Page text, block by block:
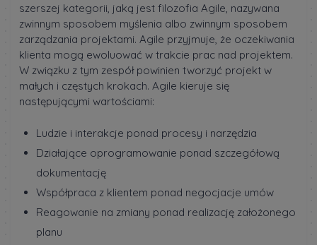
szerszej kategorii, jaką jest filozofia Agile, nazywana
zwinnym sposobem myślenia albo zwinnym sposobem
zarządzania projektami. Agile przyjmuje, że oczekiwania
klienta mogą ewoluować w trakcie prac nad projektem.
W związku z tym zespół powinien tworzyć projekt w
małych i częstych krokach. Agile kieruje się
następującymi wartościami:
Ludzie i interakcje ponad procesy i narzędzia
Działające oprogramowanie ponad szczegółową
dokumentację
Współpraca z klientem ponad negocjacje umów
Reagowanie na zmiany ponad realizację założonego
planu